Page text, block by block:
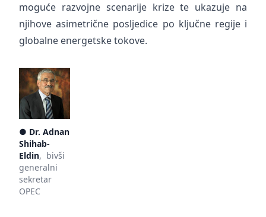
moguće razvojne scenarije krize te ukazuje na
njihove asimetrične posljedice po ključne regije i
globalne energetske tokove.
● Dr. Adnan
Shihab-
Eldin, bivši
generalni
sekretar
OPEC